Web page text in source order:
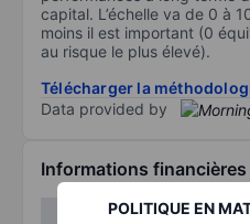
POLITIQUE EN
capital. L’échelle va de 0 à
moins il est important (0
au risque le plus élevé).
Télécharger la
Data provided by
Informations financières